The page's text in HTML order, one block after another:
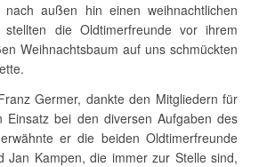
außen hin einen weihnachtlichen
die Oldtimerfreunde vor ihrem
Weihnachtsbaum auf uns schmückten
Germer, dankte den Mitgliedern für
Einsatz bei den diversen Aufgaben des
er die beiden Oldtimerfreunde
Jan Kampen, die immer zur Stelle sind,